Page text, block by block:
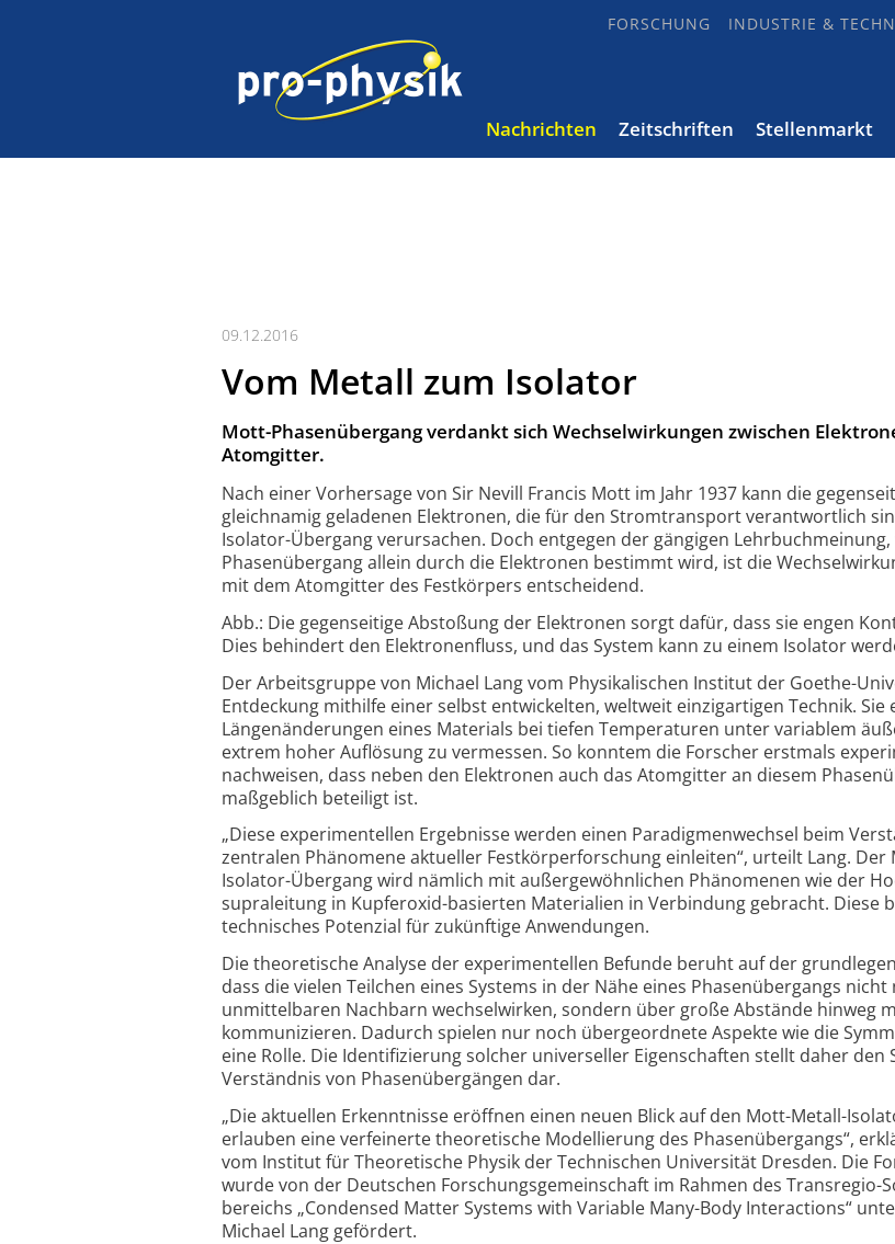
FORSCHUNG INDUSTRIE &
Nachrichten Zeitschriften Stellenmarkt
09.12.2016
Vom Metall zum Isolator
Mott-Phasenübergang verdankt sich Wechselwirkungen zwischen
Atomgitter.
Nach einer Vorhersage von Sir Nevill Francis Mott im Jahr 1937 kann die
gleichnamig geladenen Elektronen, die für den Strom­transport verantwortlich
Isolator-Übergang verursachen. Doch entgegen der gängigen
Phasen­übergang allein durch die Elektronen bestimmt wird, ist die
mit dem Atomgitter des Fest­körpers entscheidend.
Abb.: Die gegenseitige Abstoßung der Elektronen sorgt dafür, dass sie engen
Dies behindert den Elektronenfluss, und das System kann zu einem Isolator
Der Arbeitsgruppe von Michael Lang vom Physikalischen Institut der Goethe-
Entdeckung mithilfe einer selbst entwickelten, weltweit einzig­artigen Technik. Sie
Längen­änderungen eines Materials bei tiefen Temperaturen unter variablem
extrem hoher Auflösung zu vermessen. So konntem die Forscher erstmals
nachweisen, dass neben den Elektronen auch das Atomgitter an diesem
maßgeblich beteiligt ist.
„Diese experimentellen Ergebnisse werden einen Paradigmen­wechsel beim
zentralen Phänomene aktueller Festkörper­forschung einleiten“, urteilt Lang. Der
Isolator-Übergang wird nämlich mit außergewöhnlichen Phänomenen wie der
supraleitung in Kupferoxid-basierten Materialien in Verbindung gebracht. Diese
technisches Potenzial für zukünftige Anwendungen.
Die theoretische Analyse der experimentellen Befunde beruht auf der
dass die vielen Teilchen eines Systems in der Nähe eines Phasen­übergangs
unmittel­baren Nachbarn wechselwirken, sondern über große Abstände hinweg
kommunizieren. Dadurch spielen nur noch übergeordnete Aspekte wie die
eine Rolle. Die Identifizierung solcher universeller Eigenschaften stellt daher den
Verständnis von Phasen­übergängen dar.
„Die aktuellen Erkenntnisse eröffnen einen neuen Blick auf den Mott-Metall-
erlauben eine verfeinerte theoretische Modellierung des Phasen­übergangs“,
vom Institut für Theoretische Physik der Technischen Universität Dresden. Die
wurde von der Deutschen Forschungs­gemeinschaft im Rahmen des Transregio-
bereichs „Condensed Matter Systems with Variable Many-Body Interactions“
Michael Lang gefördert.